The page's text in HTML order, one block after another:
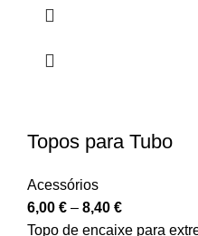
Topos para Tubo
Acessórios
6,00 € – 8,40 €
Topo de encaixe para